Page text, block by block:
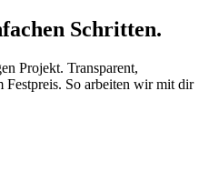
Schritten.
Projekt. Transparent,
So arbeiten wir mit dir